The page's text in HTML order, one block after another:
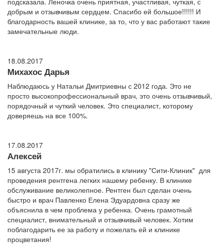
добрым и отзывчивым сердцем. Спасибо ей большое!!!!!! И
благодарность вашей клинике, за то, что у вас работают такие
замечательные люди.
18.08.2017
Михахос Дарья
Наблюдаюсь у Натальи Дмитриевны с 2012 года. Это не
просто высокопрофессиональный врач, это очень отзывчивый,
порядочный и чуткий человек. Это специалист, которому
доверяешь на все 100%.
17.08.2017
Алексей
15 августа 2017г. мы обратились в клинику "Сити-Клиник" для
проведения рентгена легких нашему ребенку. В клинике
обслуживание великолепное. Рентген был сделан очень
быстро и врач Павленко Елена Эдуардовна сразу же
объяснила в чем проблема у ребенка. Очень грамотный
специалист, внимательный и отзывчивый человек. Хотим
поблагодарить ее за работу и пожелать ей и клинике
процветания!